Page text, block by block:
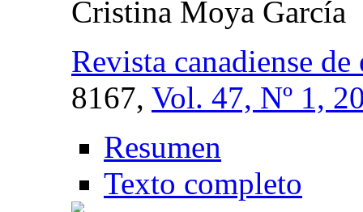
Cristina Moya García
Revista canadiense
8167, Vol. 47, Nº 1,
Resumen
Texto completo